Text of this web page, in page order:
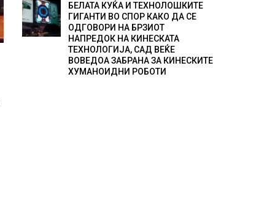
БЕЛАТА КУЌА И ТЕХНОЛОШКИТЕ
ГИГАНТИ ВО СПОР КАКО ДА СЕ
ОДГОВОРИ НА БРЗИОТ
НАПРЕДОК НА КИНЕСКАТА
ТЕХНОЛОГИЈА, САД ВЕЌЕ
ВОВЕДОА ЗАБРАНА ЗА КИНЕСКИТЕ
ХУМАНОИДНИ РОБОТИ